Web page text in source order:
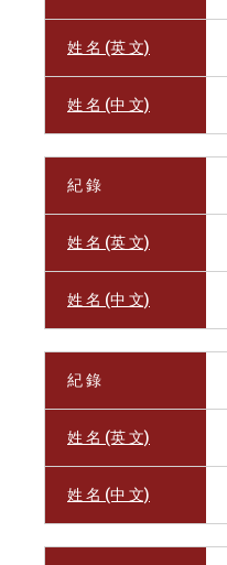
姓 名 (英 文)
姓 名 (中 文)
紀 錄
姓 名 (英 文)
姓 名 (中 文)
紀 錄
姓 名 (英 文)
姓 名 (中 文)